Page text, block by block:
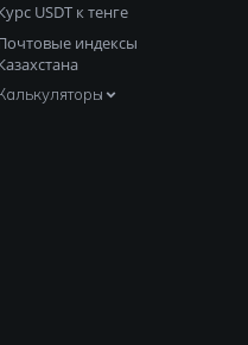
USDT к тенге
индексы